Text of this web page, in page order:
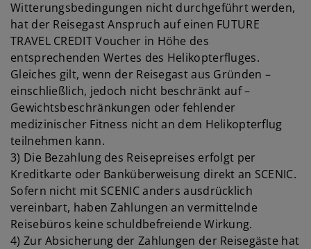
Witterungsbedingungen nicht durchgeführt werden,
hat der Reisegast Anspruch auf einen FUTURE
TRAVEL CREDIT Voucher in Höhe des
entsprechenden Wertes des Helikopterfluges.
Gleiches gilt, wenn der Reisegast aus Gründen –
einschließlich, jedoch nicht beschränkt auf –
Gewichtsbeschränkungen oder fehlender
medizinischer Fitness nicht an dem Helikopterflug
teilnehmen kann.
3) Die Bezahlung des Reisepreises erfolgt per
Kreditkarte oder Banküberweisung direkt an SCENIC.
Sofern nicht mit SCENIC anders ausdrücklich
vereinbart, haben Zahlungen an vermittelnde
Reisebüros keine schuldbefreiende Wirkung.
4) Zur Absicherung der Zahlungen der Reisegäste hat